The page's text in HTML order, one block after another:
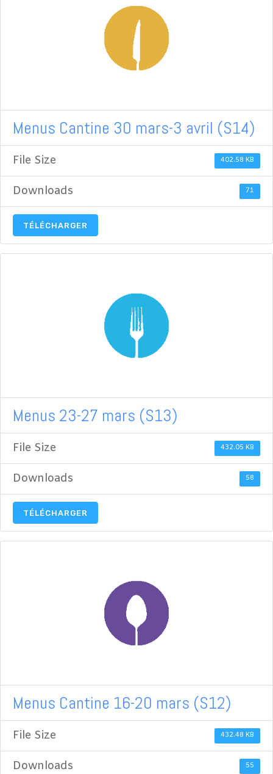
Menus Cantine 30 mars-3 avril (S14)
File Size 402.58 KB
Downloads 71
TÉLÉCHARGER
Menus 23-27 mars (S13)
File Size 432.05 KB
Downloads 58
TÉLÉCHARGER
Menus Cantine 16-20 mars (S12)
File Size 432.48 KB
Downloads 55